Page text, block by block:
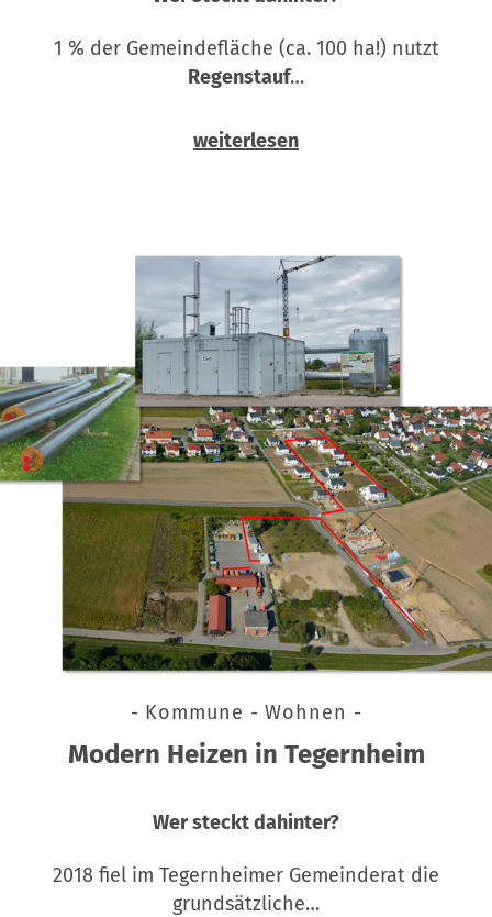
1 % der Gemeindefläche (ca. 100 ha!) nutzt
Regenstauf…
weiterlesen
- Kommune - Wohnen -
Modern Heizen in Tegernheim
Wer steckt dahinter?
2018 fiel im Tegernheimer Gemeinderat die
grundsätzliche…